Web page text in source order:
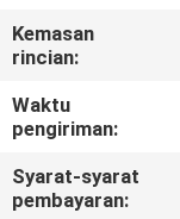
HUBUNGI
KAMI
BERITA
Kemasan
rincian:
Waktu
pengiriman:
Syarat-syarat
pembayaran: